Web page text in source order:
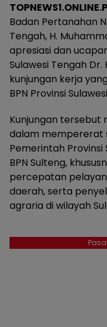
Badan Pertanahan
Tengah, H.
apresiasi dan
Sulawesi Tengah Dr.
kunjungan kerja
BPN Provinsi
Kunjungan tersebut
dalam mempererat
Pemerintah Provinsi
BPN Sulteng,
percepatan
daerah, serta
agraria di wilayah